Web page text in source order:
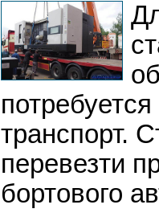
транспорт.
перевезти
бортового